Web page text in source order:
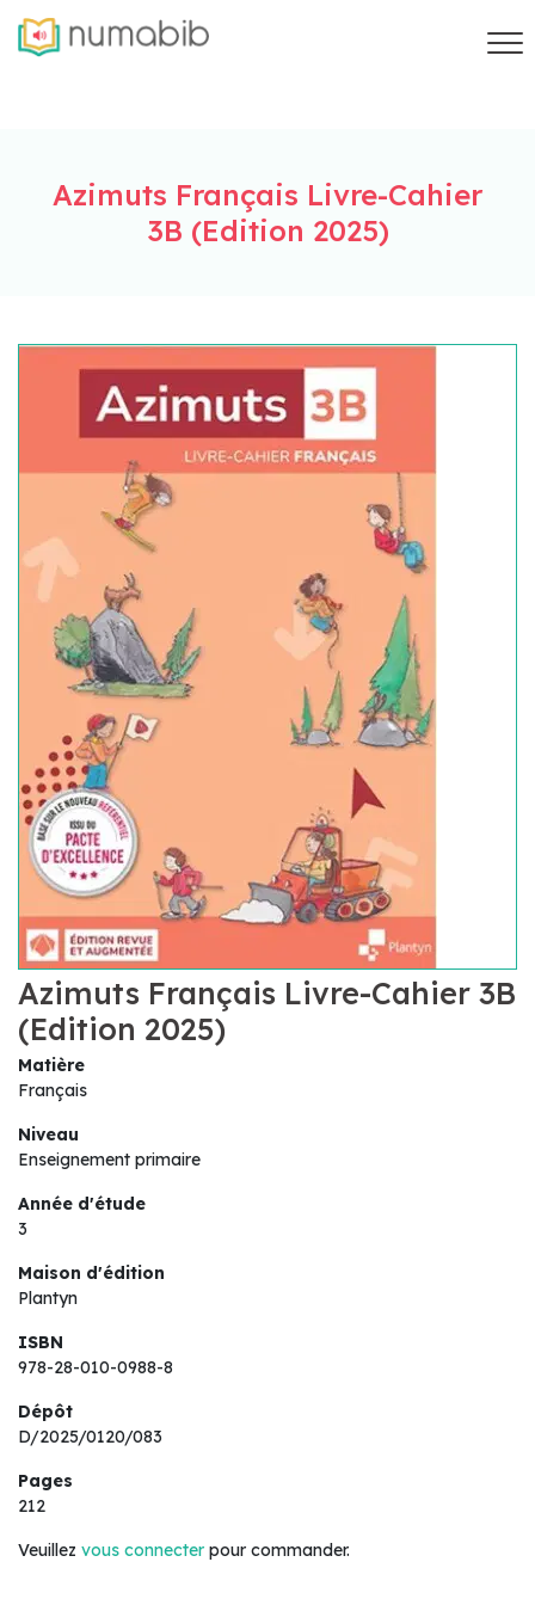
Azimuts Français Livre-Cahier
3B (Edition 2025)
Azimuts Français Livre-Cahier 3B
(Edition 2025)
Matière
Français
Niveau
Enseignement primaire
Année d'étude
3
Maison d'édition
Plantyn
ISBN
978-28-010-0988-8
Dépôt
D/2025/0120/083
Pages
212
Veuillez vous connecter pour commander.